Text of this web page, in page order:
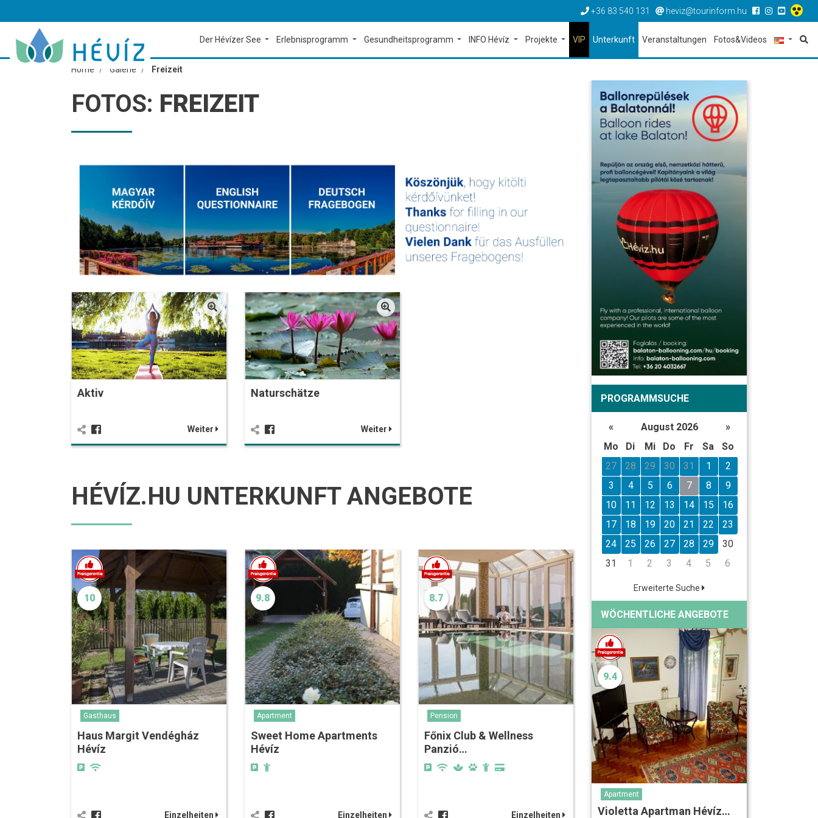
+36 83 540 131 heviz@tourinform.hu
Der Hévízer See Erlebnisprogramm Gesundheitsprogramm INFO Hévíz Projekte VIP Unterkunft Veranstaltungen Fotos&Videos
Home Galerie Freizeit
FOTOS: FREIZEIT
Aktiv
Weiter
Naturschätze
Weiter
HÉVÍZ.HU UNTERKUNFT ANGEBOTE
10
Gasthaus
Haus Margit Vendégház
Hévíz
Einzelheiten
9.8
Apartment
Sweet Home Apartments
Hévíz
Einzelheiten
8.7
Pension
Főnix Club & Wellness
Panzió…
Einzelheiten
PROGRAMMSUCHE
« August 2026
»
Mo
Di Mi Do Fr Sa
So
27
28 29 30 31 1
2
3
4 5 6 7 8
9
10
11 12 13 14 15
16
17
18 19 20 21 22
23
24
25 26 27 28 29
30
31
1 2 3 4 5 6
Erweiterte Suche
WÖCHENTLICHE ANGEBOTE
9.4
Apartment
Violetta Apartman Hévíz…